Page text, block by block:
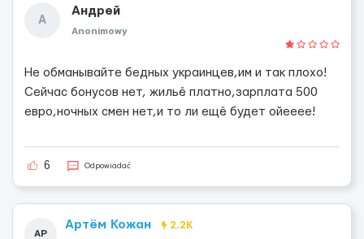
А
Андрей
Anonimowy
Не обманывайте бедных украинцев,им и так плохо!
Сейчас бонусов нет, жильё платно,зарплата 500
евро,ночных смен нет,и то ли ещё будет ойееее!
6 Odpowiadać
АР
Артём Кожан 2.2K